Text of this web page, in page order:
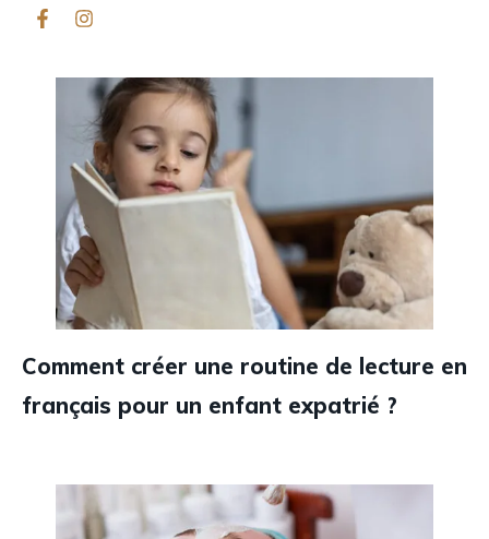
Comment créer une routine de lecture en
français pour un enfant expatrié ?